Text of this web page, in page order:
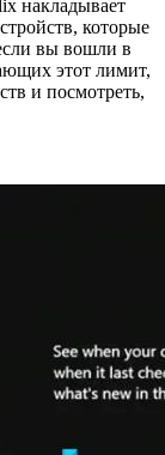
накладывает
которые
вы вошли в
этот лимит,
и посмотреть,